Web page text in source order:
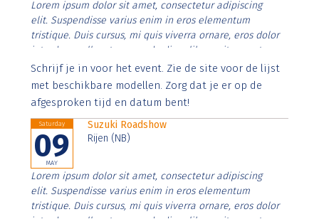
Lorem ipsum dolor sit amet, consectetur adipiscing
elit. Suspendisse varius enim in eros elementum
tristique. Duis cursus, mi quis viverra ornare, eros dolor
interdum nulla, ut commodo diam libero vitae erat.
Aenean faucibus nibh et justo cursus id rutrum lorem
imperdiet. Nunc ut sem vitae risus tristique posuere.
Schrijf je in voor het event. Zie de site voor de lijst
met beschikbare modellen. Zorg dat je er op de
afgesproken tijd en datum bent!
Saturday
09
MAY
Suzuki Roadshow
Rijen (NB)
Lorem ipsum dolor sit amet, consectetur adipiscing
elit. Suspendisse varius enim in eros elementum
tristique. Duis cursus, mi quis viverra ornare, eros dolor
interdum nulla, ut commodo diam libero vitae erat.